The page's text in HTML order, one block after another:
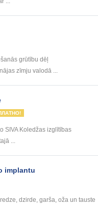
grūtību dēļ
zīmju valodā ...
SIVA Koledžas izglītības
...
implantu
dzirde, garša, oža un tauste